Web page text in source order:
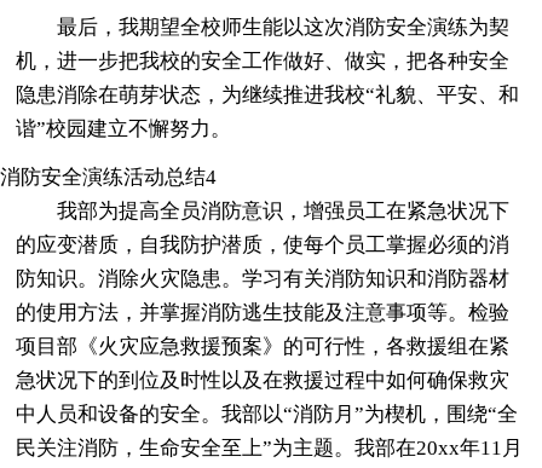
最后，我期望全校师生能以这次消防安全演练为契
机，进一步把我校的安全工作做好、做实，把各种安全
隐患消除在萌芽状态，为继续推进我校“礼貌、平安、和
谐”校园建立不懈努力。
消防安全演练活动总结4
我部为提高全员消防意识，增强员工在紧急状况下
的应变潜质，自我防护潜质，使每个员工掌握必须的消
防知识。消除火灾隐患。学习有关消防知识和消防器材
的使用方法，并掌握消防逃生技能及注意事项等。检验
项目部《火灾应急救援预案》的可行性，各救援组在紧
急状况下的到位及时性以及在救援过程中如何确保救灾
中人员和设备的安全。我部以“消防月”为楔机，围绕“全
民关注消防，生命安全至上”为主题。我部在20xx年11月